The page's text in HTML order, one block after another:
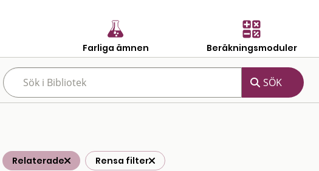
Farliga ämnen Beräkningsmoduler
Relaterade Rensa filter